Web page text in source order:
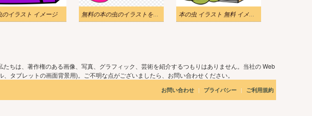
のイラスト イメージ 無料の本の虫のイラストをダウンロード 本の虫 イラスト 無料 イメージ 2
ちは、著作権のある画像、写真、グラフィック、芸術を紹介するつもりはありません。当社の Web
タブレットの画面背景用)。ご不明な点がございましたら、お問い合わせください。
お問い合わせ | プライバシー | ご利用規約